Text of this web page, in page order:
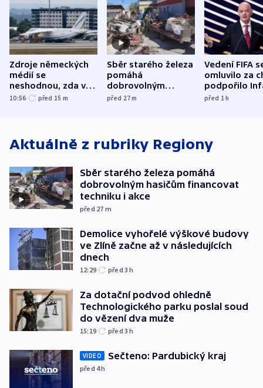
Zdroje německých
médií se
neshodnou, zda v
letadle ohroženém
10:56 před 15 m
Sběr starého železa
pomáhá
dobrovolným
hasičům financovat
před 27m
Vedení FIFA
omluvilo za
podpořilo
UEFA trvá na
před 1h
Aktuálně z rubriky Regiony
Sběr starého železa pomáhá
dobrovolným hasičům financovat
techniku i akce
před 27 m
Demolice vyhořelé výškové budovy
ve Zlíně začne až v následujících
dnech
12:29 před 3h
Za dotační podvod ohledně
Technologického parku poslal soud
do vězení dva muže
15:19 před 3h
VIDEO Sečteno: Pardubický kraj
před 4h